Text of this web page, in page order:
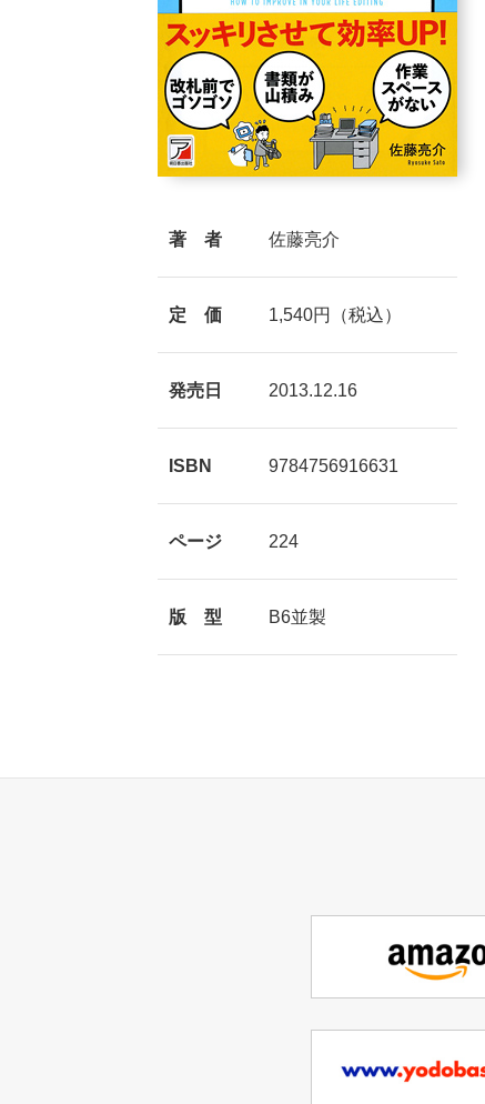
著 者 佐藤亮介
定 価 1,540円（税込）
発売日 2013.12.16
ISBN 9784756916631
ページ 224
版 型 B6並製